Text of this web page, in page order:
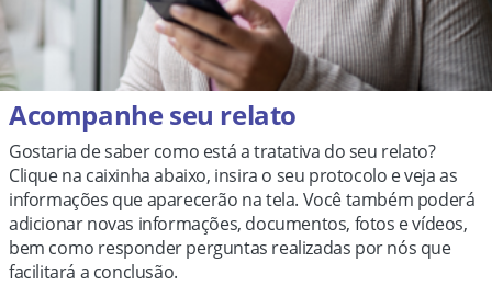
Acompanhe seu relato
Gostaria de saber como está a tratativa do seu relato?
Clique na caixinha abaixo, insira o seu protocolo e veja as
informações que aparecerão na tela. Você também poderá
adicionar novas informações, documentos, fotos e vídeos,
bem como responder perguntas realizadas por nós que
facilitará a conclusão.